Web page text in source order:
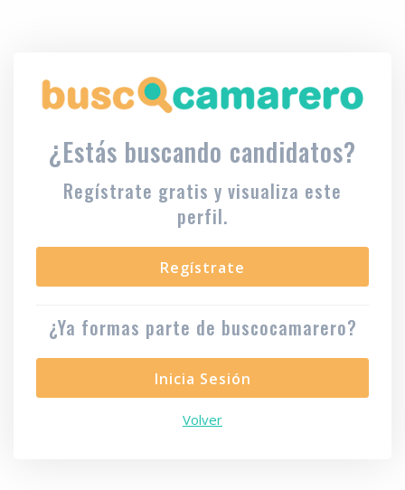
¿Estás buscando candidatos?
Regístrate gratis y visualiza este
perfil.
Regístrate
¿Ya formas parte de buscocamarero?
Inicia Sesión
Volver